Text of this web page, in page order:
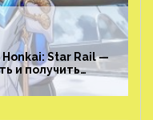
Honkai: Star Rail —
и получить